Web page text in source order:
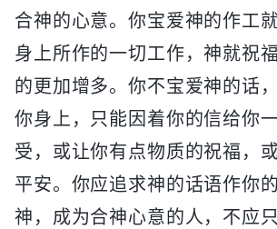
合神的心意。你宝爱神的作工
身上所作的一切工作，神就祝
的更加增多。你不宝爱神的话
你身上，只能因着你的信给你
受，或让你有点物质的祝福，
平安。你应追求神的话语作你
神，成为合神心意的人，不应